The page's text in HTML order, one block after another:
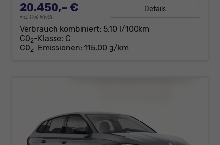
20.450,– €
incl. 19% MwSt.
Details
Verbrauch kombiniert: 5,10 l/100km
CO2-Klasse: C
CO2-Emissionen: 115,00 g/km